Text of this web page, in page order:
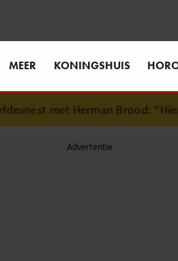
MEER KONINGSHUIS
met Herman Brood: “Hier is